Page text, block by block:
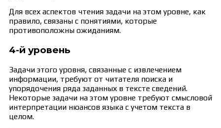
Для всех аспектов чтения задачи на этом уровне, как
правило, связаны с понятиями, которые
противоположны ожиданиям.
4-й уровень
Задачи этого уровня, связанные с извлечением
информации, требуют от читателя поиска и
упорядочения ряда заданных в тексте сведений.
Некоторые задачи на этом уровне требуют смысловой
интерпретации нюансов языка с учетом текста в
целом.